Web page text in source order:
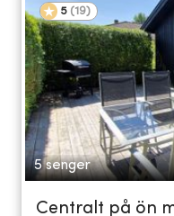
5 (19)
5 senger
Centralt på ön